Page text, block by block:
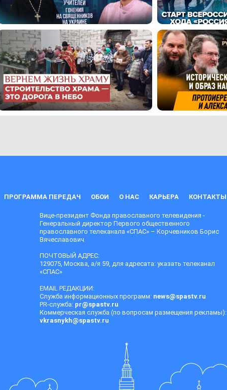
ПРОГРАММА ПЕРЕДАЧ ОБОИ О НАС КАРЬЕРА КОНТАКТЫ
Вице-президент Фонда православного телевидения -
Генеральный директор Первого общественного
православного телеканала «СПАС» – Корчевников Борис
Вячеславович
ПОЧТОВЫЙ АДРЕС:
129075, Москва, а/я 59, для адресата: указать телеканал
«СПАС»
EMAIL РЕДАКЦИИ:
Служба информационных программ: news@spastv.ru
PR-служба: pr@spastv.ru
Коммерческая служба (по вопросам размещения рекламы):
vkrasnykh@spastv.ru